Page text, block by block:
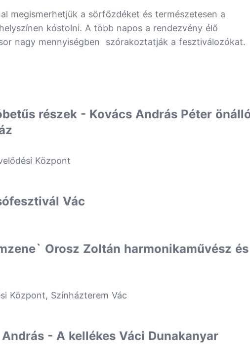
megismerhetjük a sörfőzdéket és természetesen a
kóstolni. A több napos a rendezvény élő
nagy mennyiségben szórakoztatják a fesztiválozókat.
részek - Kovács András Péter
Központ
Vác
Orosz Zoltán harmonikaművész és
Központ, Színházterem Vác
András - A kellékes Váci Dunakanyar